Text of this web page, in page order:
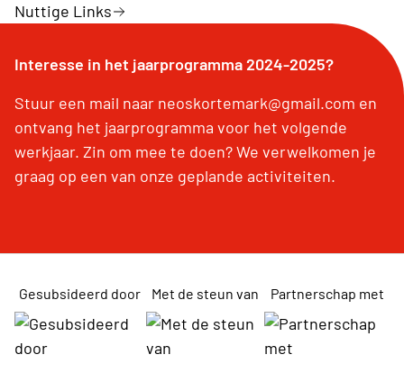
Nuttige Links
Interesse in het jaarprogramma 2024-2025?
Stuur een mail naar neoskortemark@gmail.com en
ontvang het jaarprogramma voor het volgende
werkjaar. Zin om mee te doen? We verwelkomen je
graag op een van onze geplande activiteiten.
Gesubsideerd door Met de steun van Partnerschap met